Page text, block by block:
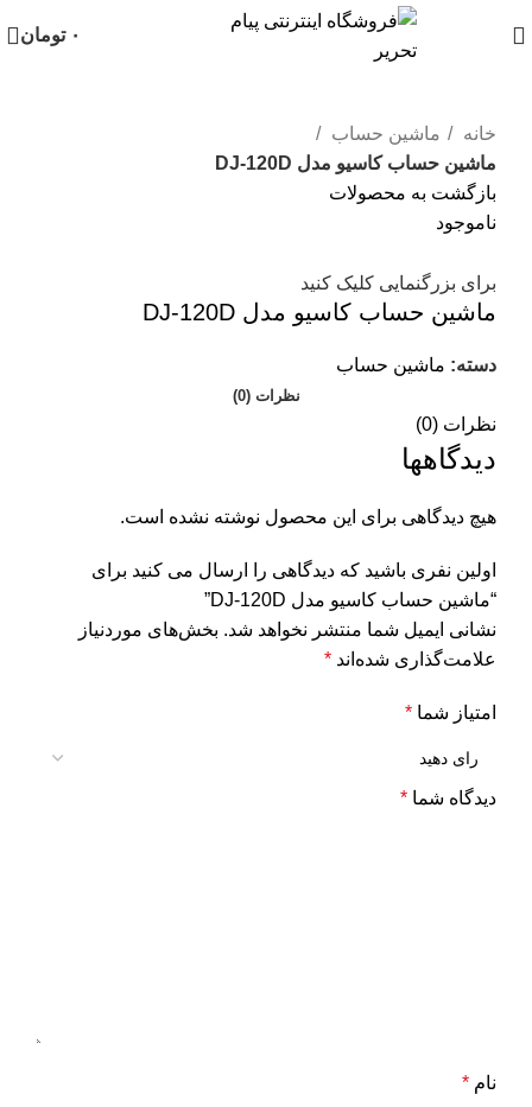
۰ تومان
خانه
ماشین حساب
ماشین حساب کاسیو مدل DJ-120D
بازگشت به محصولات
ناموجود
برای بزرگنمایی کلیک کنید
ماشین حساب کاسیو مدل DJ-120D
دسته: ماشین حساب
نظرات (0)
نظرات (0)
دیدگاهها
هیچ دیدگاهی برای این محصول نوشته نشده است.
اولین نفری باشید که دیدگاهی را ارسال می کنید برای
“ماشین حساب کاسیو مدل DJ-120D”
نشانی ایمیل شما منتشر نخواهد شد. بخش‌های موردنیاز
علامت‌گذاری شده‌اند *
امتیاز شما *
دیدگاه شما *
نام *